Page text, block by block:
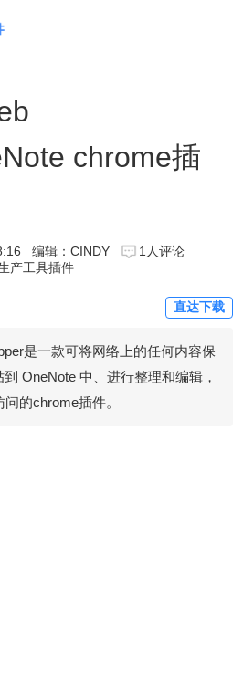
chrome插
编辑：CINDY
1人评论
产工具插件
直达下载
是一款可将网络上的任何内容保
OneNote 中、进行整理和编辑，
的chrome插件。